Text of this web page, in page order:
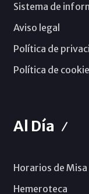
Sistema de
Aviso legal
Política de
Política de
Al Día
Horarios de Misa
Hemeroteca